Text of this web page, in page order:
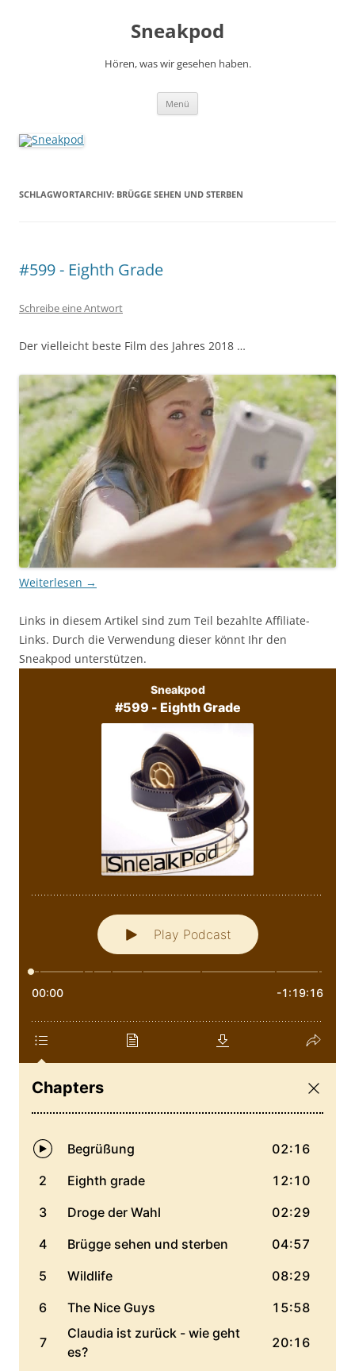
Sneakpod
Hören, was wir gesehen haben.
Menü
SCHLAGWORTARCHIV: BRÜGGE SEHEN UND STERBEN
#599 - Eighth Grade
Schreibe eine Antwort
Der vielleicht beste Film des Jahres 2018 …
Weiterlesen →
Links in diesem Artikel sind zum Teil bezahlte Affiliate-
Links. Durch die Verwendung dieser könnt Ihr den
Sneakpod unterstützen.